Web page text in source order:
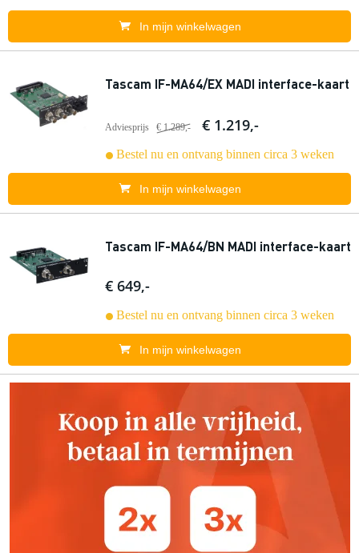
In mijn winkelwagen
Tascam IF-MA64/EX MADI interface-kaart
Adviesprijs € 1.289,- € 1.219,-
Bestel nu en ontvang binnen circa 3 weken
In mijn winkelwagen
Tascam IF-MA64/BN MADI interface-kaart
€ 649,-
Bestel nu en ontvang binnen circa 3 weken
In mijn winkelwagen